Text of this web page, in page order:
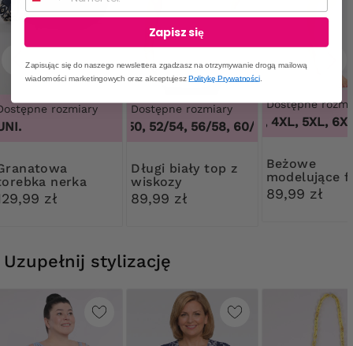
rozmiary
nerka
zł
Dostępne rozmiary
48/50, 52/54, 56/58, 60/62 , 48/50, 52/
Długi biały top z
wiskozy
89,99 zł
Dostępne
3XL, 4XL, 5XL,
Beżowe
modelujące
kwiatową
89,99 zł
Uzupełnij stylizację
Zapisz się
Zapisując się do naszego newslettera zgadzasz na otrzymywanie drogą mailową
wiadomości marketingowych oraz akceptujeszPolitykę Prywatności.